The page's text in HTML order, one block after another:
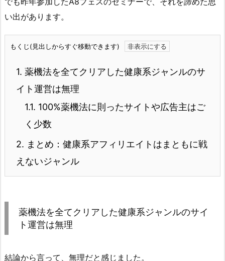
い出があります。
もくじ(見出しからすぐ移動できます)
1. 薬機法を全てクリアした健康系ジャンルのサ
イト運営は無理
1.1. 100%薬機法に則ったサイトや広告主はご
く少数
2. まとめ：健康系アフィリエイトはまともに戦
えないジャンル
薬機法を全てクリアした健康系ジャンルのサイ
ト運営は無理
結論から言って、無理だと感じました。